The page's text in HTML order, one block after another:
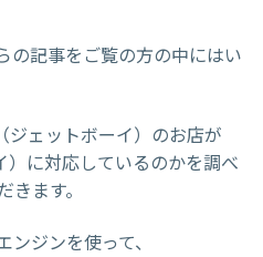
の記事をご覧の方の中にはい
ジェットボーイ）のお店が
に対応しているのかを調べ
ます。
ジンを使って、